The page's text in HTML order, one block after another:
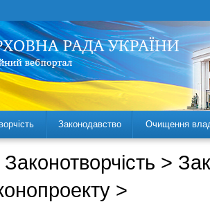
Законодавство Очищення
Законотворчість >
>